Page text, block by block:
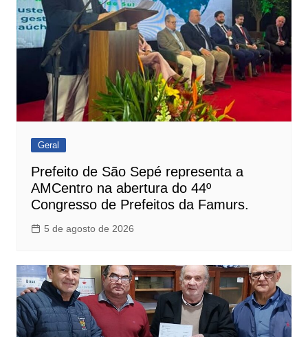
Geral
Prefeito de São Sepé representa a
AMCentro na abertura do 44º
Congresso de Prefeitos da Famurs.
5 de agosto de 2026